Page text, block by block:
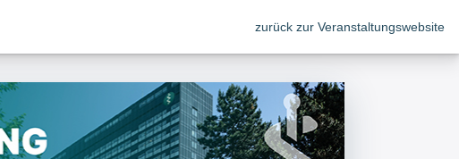
zurück zur Veranstaltungswebsite